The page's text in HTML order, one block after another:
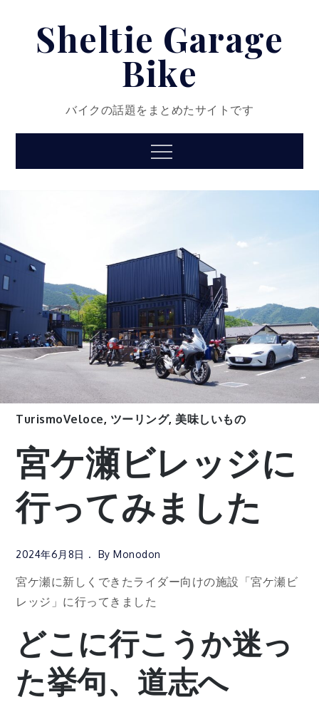
contentSheltie Garage
Bike
バイクの話題をまとめたサイトです
Menu
TurismoVeloce, ツーリング, 美味しいもの
宮ケ瀬ビレッジに
行ってみました
2024年6月8日 ByMonodon
宮ケ瀬に新しくできたライダー向けの施設「宮ケ瀬ビ
レッジ」に行ってきました
どこに行こうか迷っ
た挙句、道志へ